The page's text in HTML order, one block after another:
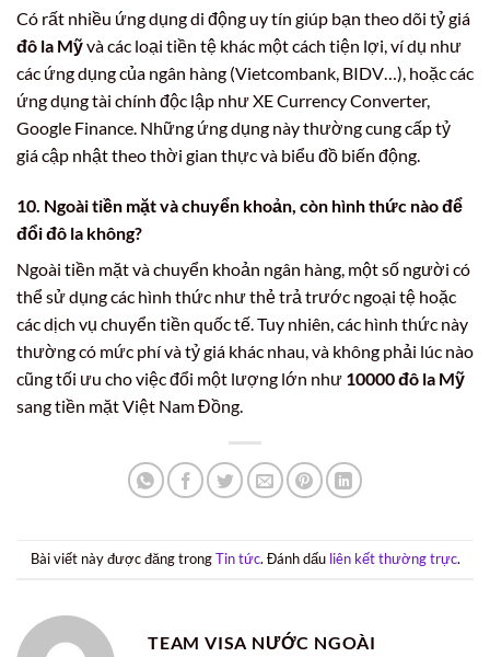
Có rất nhiều ứng dụng di động uy tín giúp bạn theo dõi tỷ giá
đô la Mỹvà các loại tiền tệ khác một cách tiện lợi, ví dụ như
các ứng dụng của ngân hàng (Vietcombank, BIDV…), hoặc các
ứng dụng tài chính độc lập như XE Currency Converter,
Google Finance. Những ứng dụng này thường cung cấp tỷ
giá cập nhật theo thời gian thực và biểu đồ biến động.
10. Ngoài tiền mặt và chuyển khoản, còn hình thức nào để
đổi đô la không?
Ngoài tiền mặt và chuyển khoản ngân hàng, một số người có
thể sử dụng các hình thức như thẻ trả trước ngoại tệ hoặc
các dịch vụ chuyển tiền quốc tế. Tuy nhiên, các hình thức này
thường có mức phí và tỷ giá khác nhau, và không phải lúc nào
cũng tối ưu cho việc đổi một lượng lớn như 10000 đô la Mỹ
sang tiền mặt Việt Nam Đồng.
Bài viết này được đăng trongTin tức. Đánh dấu liên kết thường trực.
TEAM VISA NƯỚC NGOÀI